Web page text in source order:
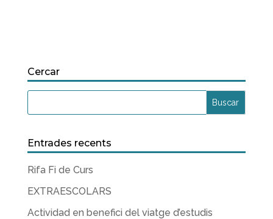
Cercar
Entrades recents
Rifa Fi de Curs
EXTRAESCOLARS
Actividad en benefici del viatge d’estudis